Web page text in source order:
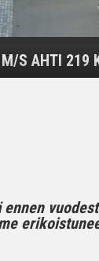
M/S AHTI 219